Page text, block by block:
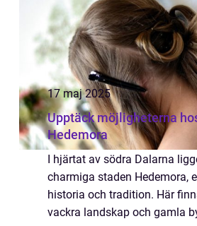
17 maj 2025
Upptäck möjligheterna
Hedemora
I hjärtat av södra Dalarna
charmiga staden Hedemora,
historia och tradition. Här
vackra landskap och gamla